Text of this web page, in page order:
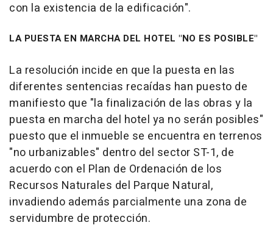
con la existencia de la edificación".
LA PUESTA EN MARCHA DEL HOTEL "NO ES POSIBLE"
La resolución incide en que la puesta en las
diferentes sentencias recaídas han puesto de
manifiesto que "la finalización de las obras y la
puesta en marcha del hotel ya no serán posibles"
puesto que el inmueble se encuentra en terrenos
"no urbanizables" dentro del sector ST-1, de
acuerdo con el Plan de Ordenación de los
Recursos Naturales del Parque Natural,
invadiendo además parcialmente una zona de
servidumbre de protección.